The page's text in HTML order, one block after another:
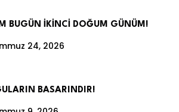
BUGÜN İKİNCİ DOĞUM GÜNÜM!
24, 2026
BASARINDIR!